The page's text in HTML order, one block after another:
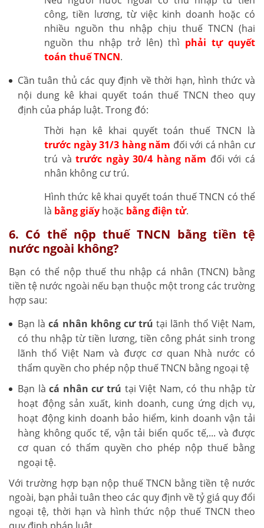
công, tiền lương, từ việc kinh doanh hoặc có
nhiều nguồn thu nhập chịu thuế TNCN (hai
nguồn thu nhập trở lên) thì phải tự quyết
toán thuế TNCN.
Cần tuân thủ các quy định về thời hạn, hình thức và
nội dung kê khai quyết toán thuế TNCN theo quy
định của pháp luật. Trong đó:
Thời hạn kê khai quyết toán thuế TNCN là
trước ngày 31/3 hàng năm đối với cá nhân cư
trú vàtrước ngày 30/4 hàng năm đối với cá
nhân không cư trú.
Hình thức kê khai quyết toán thuế TNCN có thể
là bằng giấy hoặc bằng điện tử.
6. Có thể nộp thuế TNCN bằng tiền tệ
nước ngoài không?
Bạn có thể nộp thuế thu nhập cá nhân (TNCN) bằng
tiền tệ nước ngoài nếu bạn thuộc một trong các trường
hợp sau:
Bạn làcá nhân không cư trú tại lãnh thổ Việt Nam,
có thu nhập từ tiền lương, tiền công phát sinh trong
lãnh thổ Việt Nam và được cơ quan Nhà nước có
thẩm quyền cho phép nộp thuế TNCN bằng ngoại tệ
Bạn làcá nhân cư trú tại Việt Nam, có thu nhập từ
hoạt động sản xuất, kinh doanh, cung ứng dịch vụ,
hoạt động kinh doanh bảo hiểm, kinh doanh vận tải
hàng không quốc tế, vận tải biển quốc tế,... và được
cơ quan có thẩm quyền cho phép nộp thuế bằng
ngoại tệ.
Với trường hợp bạn nộp thuế TNCN bằng tiền tệ nước
ngoài, bạn phải tuân theo các quy định về tỷ giá quy đổi
ngoại tệ, thời hạn và hình thức nộp thuế TNCN theo
quy định pháp luật.